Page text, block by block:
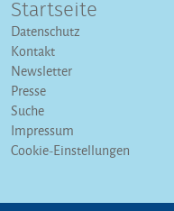
Startseite
Datenschutz
Kontakt
Newsletter
Presse
Suche
Impressum
Cookie-Einstellungen